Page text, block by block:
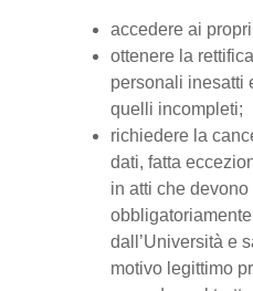
accedere ai
ottenere la
personali inesatti
quelli incompleti;
richiedere la
dati, fatta
in atti che devono
dall’Università e
motivo legittimo